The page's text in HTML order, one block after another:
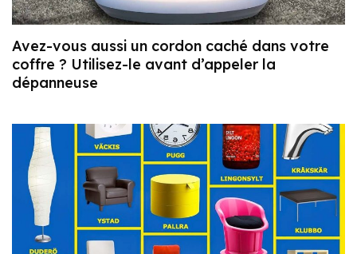
Avez-vous aussi un cordon caché dans votre
coffre ? Utilisez-le avant d’appeler la
dépanneuse